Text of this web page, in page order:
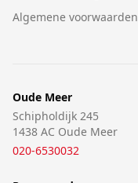
Algemene voorwaarden
Oude Meer
Schipholdijk 245
1438 AC Oude Meer
020-6530032